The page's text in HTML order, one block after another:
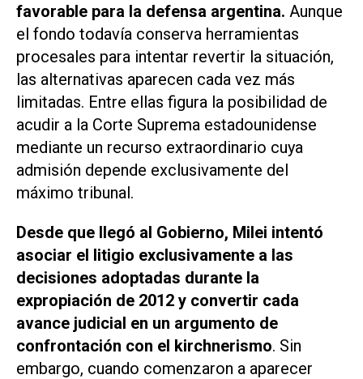
favorable para la defensa argentina. Aunque
el fondo todavía conserva herramientas
procesales para intentar revertir la situación,
las alternativas aparecen cada vez más
limitadas. Entre ellas figura la posibilidad de
acudir a la Corte Suprema estadounidense
mediante un recurso extraordinario cuya
admisión depende exclusivamente del
máximo tribunal.
Desde que llegó al Gobierno, Milei intentó
asociar el litigio exclusivamente a las
decisiones adoptadas durante la
expropiación de 2012 y convertir cada
avance judicial en un argumento de
confrontación con el kirchnerismo. Sin
embargo, cuando comenzaron a aparecer